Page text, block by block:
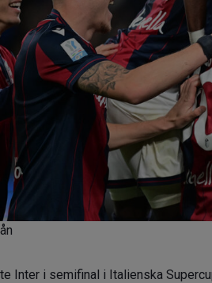
Inter i semifinal i Italienska